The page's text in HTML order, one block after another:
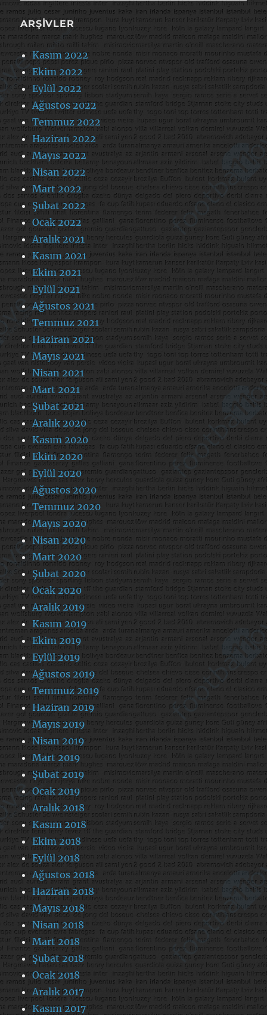
ARŞIVLER
Kasım 2022
Ekim 2022
Eylül 2022
Ağustos 2022
Temmuz 2022
Haziran 2022
Mayıs 2022
Nisan 2022
Mart 2022
Şubat 2022
Ocak 2022
Aralık 2021
Kasım 2021
Ekim 2021
Eylül 2021
Ağustos 2021
Temmuz 2021
Haziran 2021
Mayıs 2021
Nisan 2021
Mart 2021
Şubat 2021
Aralık 2020
Kasım 2020
Ekim 2020
Eylül 2020
Ağustos 2020
Temmuz 2020
Mayıs 2020
Nisan 2020
Mart 2020
Şubat 2020
Ocak 2020
Aralık 2019
Kasım 2019
Ekim 2019
Eylül 2019
Ağustos 2019
Temmuz 2019
Haziran 2019
Mayıs 2019
Nisan 2019
Mart 2019
Şubat 2019
Ocak 2019
Aralık 2018
Kasım 2018
Ekim 2018
Eylül 2018
Ağustos 2018
Haziran 2018
Mayıs 2018
Nisan 2018
Mart 2018
Şubat 2018
Ocak 2018
Aralık 2017
Kasım 2017